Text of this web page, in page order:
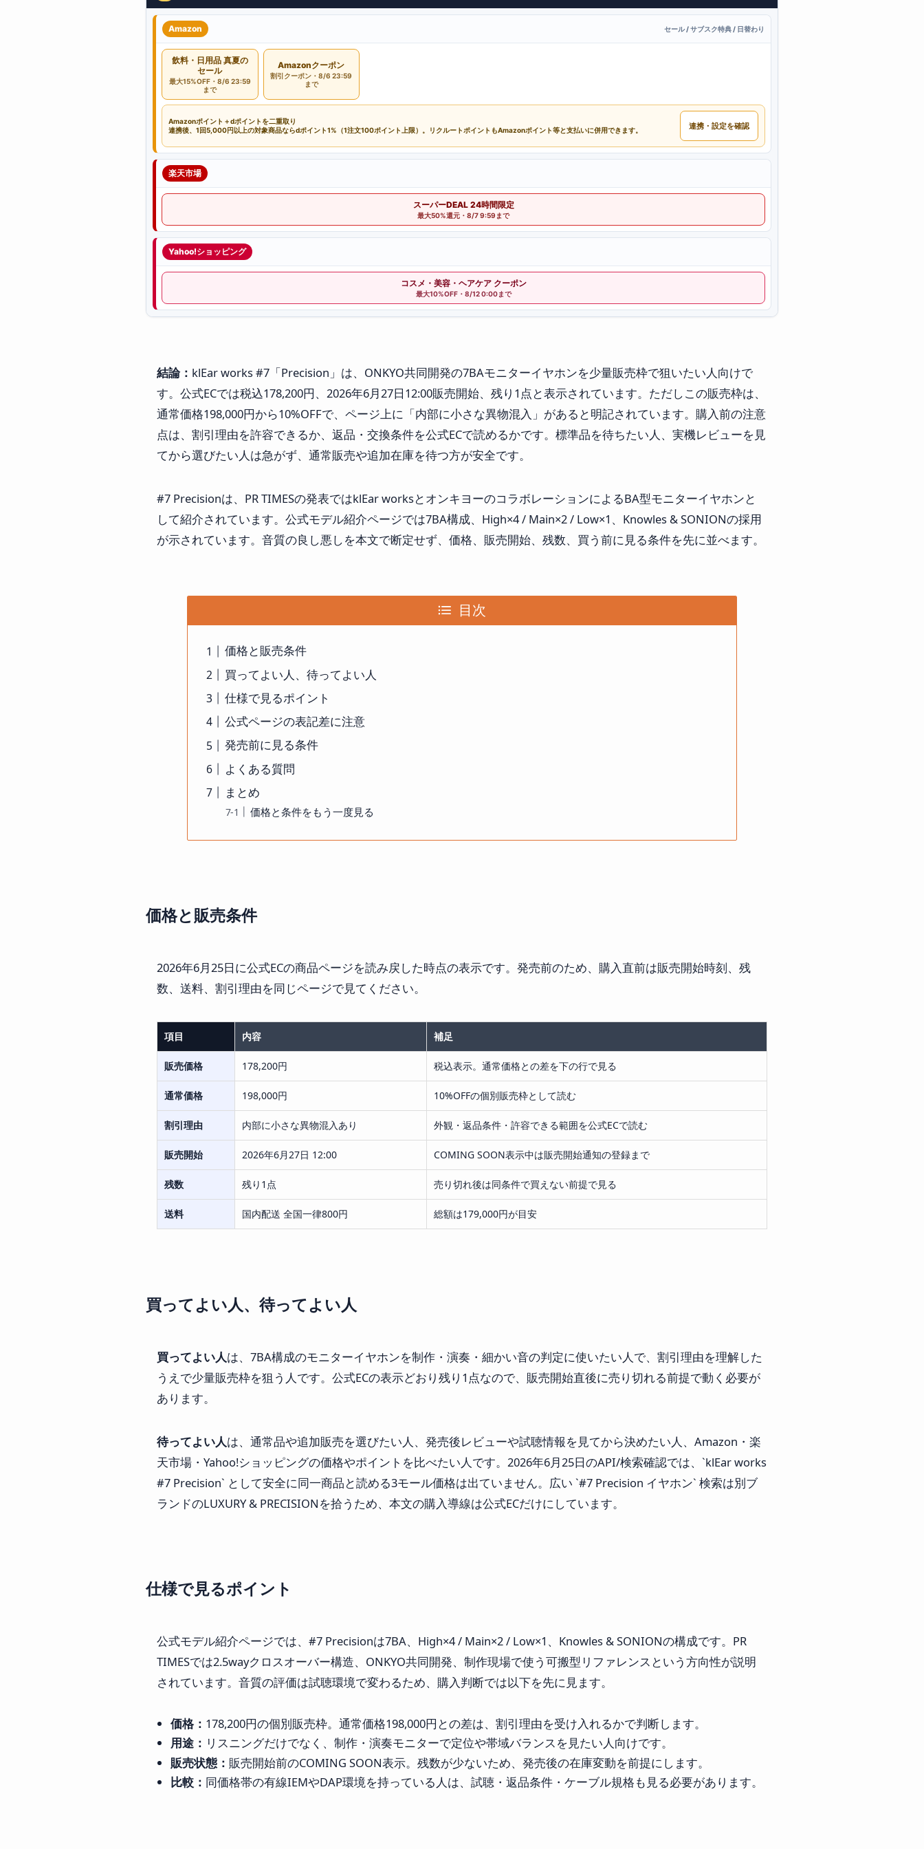
Amazon セール / サブスク特典 / 日替わり
飲料・日用品 真夏の
セール
最大15%OFF・8/6 23:59
まで
Amazonクーポン
割引クーポン・8/6 23:59
まで
Amazonポイント＋dポイントを二重取り
連携後、1回5,000円以上の対象商品ならdポイント1%（1注文100ポイント上限）。リクルートポイントもAmazonポイント等と支払いに併用できます。
連携・設定を確認
楽天市場
スーパーDEAL 24時間限定
最大50%還元・8/7 9:59まで
Yahoo!ショッピング
コスメ・美容・ヘアケア クーポン
最大10%OFF・8/12 0:00まで
結論： klEar works #7「Precision」は、ONKYO共同開発の7BAモニターイヤホンを少量販売枠で狙いたい人向けで
す。公式ECでは税込178,200円、2026年6月27日12:00販売開始、残り1点と表示されています。ただしこの販売枠は、
通常価格198,000円から10%OFFで、ページ上に「内部に小さな異物混入」があると明記されています。購入前の注意
点は、割引理由を許容できるか、返品・交換条件を公式ECで読めるかです。標準品を待ちたい人、実機レビューを見
てから選びたい人は急がず、通常販売や追加在庫を待つ方が安全です。
#7 Precisionは、PR TIMESの発表ではklEar worksとオンキヨーのコラボレーションによるBA型モニターイヤホンと
して紹介されています。公式モデル紹介ページでは7BA構成、High×4 / Main×2 / Low×1、Knowles & SONIONの採用
が示されています。音質の良し悪しを本文で断定せず、価格、販売開始、残数、買う前に見る条件を先に並べます。
目次
価格と販売条件
買ってよい人、待ってよい人
仕様で見るポイント
公式ページの表記差に注意
発売前に見る条件
よくある質問
まとめ
価格と条件をもう一度見る
価格と販売条件
2026年6月25日に公式ECの商品ページを読み戻した時点の表示です。発売前のため、購入直前は販売開始時刻、残
数、送料、割引理由を同じページで見てください。
項目 内容 補足
販売価格 178,200円 税込表示。通常価格との差を下の行で見る
通常価格 198,000円 10%OFFの個別販売枠として読む
割引理由 内部に小さな異物混入あり 外観・返品条件・許容できる範囲を公式ECで読む
販売開始 2026年6月27日 12:00 COMING SOON表示中は販売開始通知の登録まで
残数 残り1点 売り切れ後は同条件で買えない前提で見る
送料 国内配送 全国一律800円 総額は179,000円が目安
買ってよい人、待ってよい人
買ってよい人は、7BA構成のモニターイヤホンを制作・演奏・細かい音の判定に使いたい人で、割引理由を理解した
うえで少量販売枠を狙う人です。公式ECの表示どおり残り1点なので、販売開始直後に売り切れる前提で動く必要が
あります。
待ってよい人は、通常品や追加販売を選びたい人、発売後レビューや試聴情報を見てから決めたい人、Amazon・楽
天市場・Yahoo!ショッピングの価格やポイントを比べたい人です。2026年6月25日のAPI/検索確認では、`klEar works
#7 Precision` として安全に同一商品と読める3モール価格は出ていません。広い `#7 Precision イヤホン` 検索は別ブ
ランドのLUXURY & PRECISIONを拾うため、本文の購入導線は公式ECだけにしています。
仕様で見るポイント
公式モデル紹介ページでは、#7 Precisionは7BA、High×4 / Main×2 / Low×1、Knowles & SONIONの構成です。PR
TIMESでは2.5wayクロスオーバー構造、ONKYO共同開発、制作現場で使う可搬型リファレンスという方向性が説明
されています。音質の評価は試聴環境で変わるため、購入判断では以下を先に見ます。
価格： 178,200円の個別販売枠。通常価格198,000円との差は、割引理由を受け入れるかで判断します。
用途： リスニングだけでなく、制作・演奏モニターで定位や帯域バランスを見たい人向けです。
販売状態： 販売開始前のCOMING SOON表示。残数が少ないため、発売後の在庫変動を前提にします。
比較： 同価格帯の有線IEMやDAP環境を持っている人は、試聴・返品条件・ケーブル規格も見る必要があります。